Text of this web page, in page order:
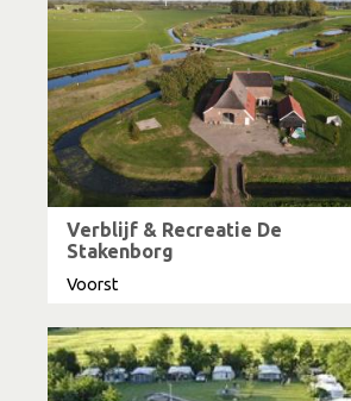
Verblijf & Recreatie De
Stakenborg
Voorst